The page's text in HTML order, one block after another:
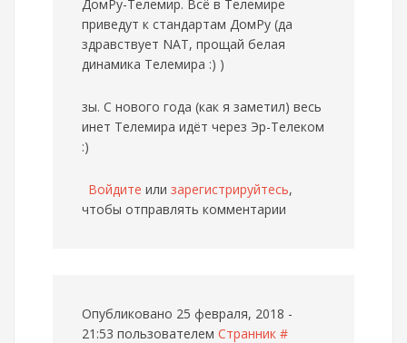
ДомРу-Телемир. Всё в Телемире
приведут к стандартам ДомРу (да
здравствует NAT, прощай белая
динамика Телемира :) )
зы. С нового года (как я заметил) весь
инет Телемира идёт через Эр-Телеком
:)
Войдите или зарегистрируйтесь,
чтобы отправлять комментарии
Опубликовано 25 февраля, 2018 -
21:53 пользователем Странник #